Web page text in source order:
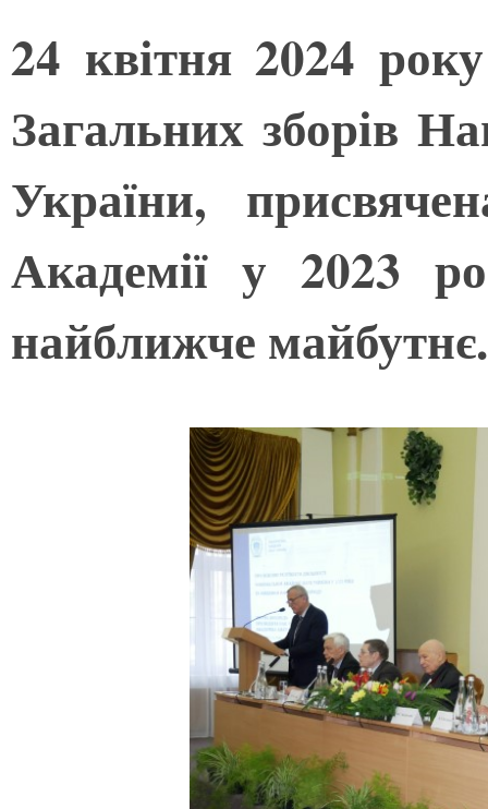
24 квітня 2024
Загальних зборів
України,
Академії у 2023
найближче майбутнє.